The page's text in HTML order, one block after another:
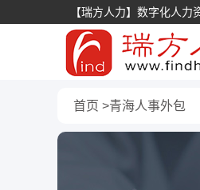
【瑞方人力】数字化人
首页 青海人事外包